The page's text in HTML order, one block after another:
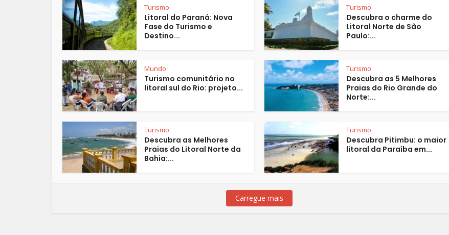
Turismo
Litoral do Paraná: Nova
Fase do Turismo e
Destino...
Turismo
Descubra o charme do
Litoral Norte de São
Paulo:...
Mundo
Turismo comunitário no
litoral sul do Rio: projeto...
Turismo
Descubra as 5 Melhores
Praias do Rio Grande do
Norte:...
Turismo
Descubra as Melhores
Praias do Litoral Norte da
Bahia:...
Turismo
Descubra Pitimbu: o maior
litoral da Paraíba em...
Carregue mais